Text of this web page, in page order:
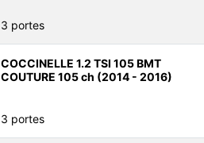
3 portes
COCCINELLE 1.2 TSI 105 BMT
COUTURE 105 ch (2014 - 2016)
3 portes